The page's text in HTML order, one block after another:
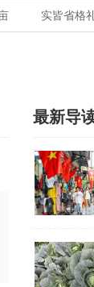
实皆省格礼
最新导